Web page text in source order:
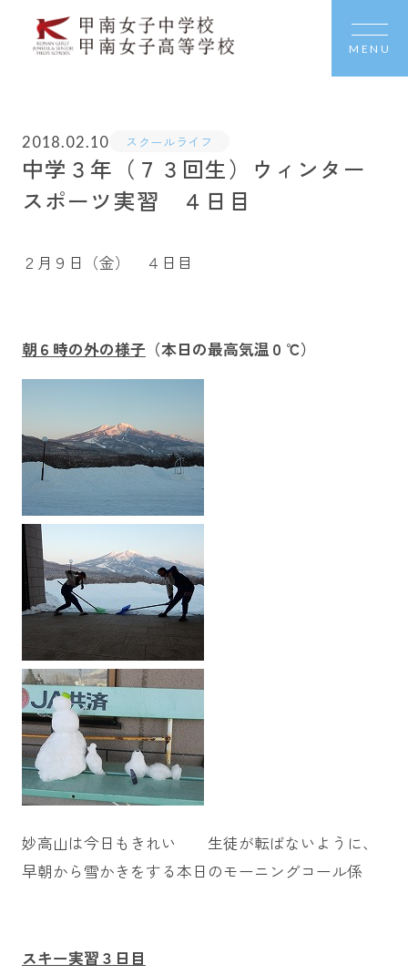
MENU
2018.02.10 スクールライフ
中学３年（７３回生）ウィンター
スポーツ実習 ４日目
２月９日（金） ４日目
朝６時の外の様子 （本日の最高気温０℃）
妙高山は今日もきれい 生徒が転ばないように、
早朝から雪かきをする本日のモーニングコール係
スキー実習３日目